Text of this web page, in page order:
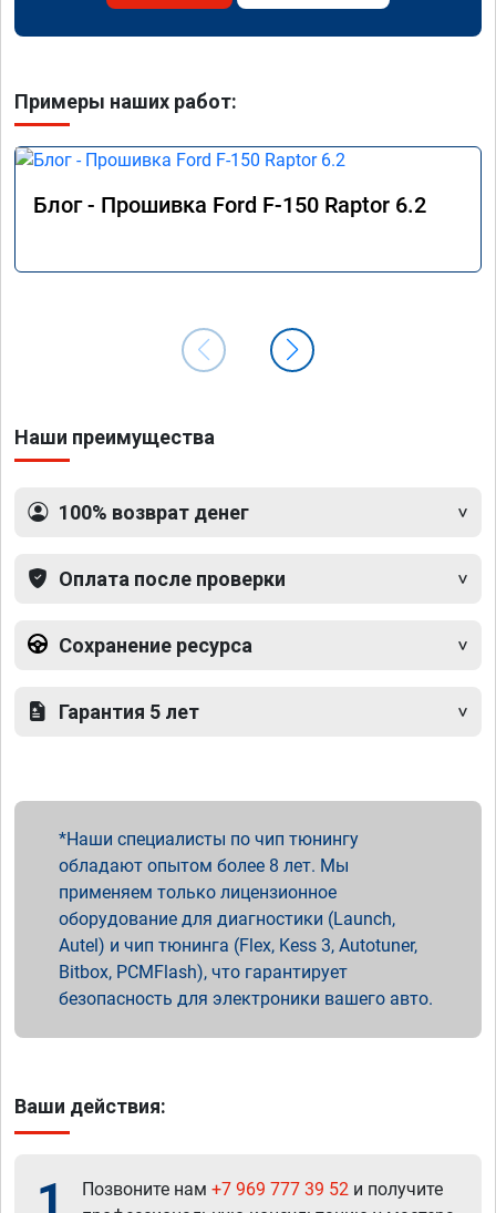
Примеры наших работ:
Блог - Прошивка Ford F-150 Raptor 6.2
Наши преимущества
100% возврат денег
Оплата после проверки
Сохранение ресурса
Гарантия 5 лет
Наши специалисты по чип тюнингу
обладают опытом более 8 лет. Мы
применяем только лицензионное
оборудование для диагностики (Launch,
Autel) и чип тюнинга (Flex, Kess 3, Autotuner,
Bitbox, PCMFlash), что гарантирует
безопасность для электроники вашего авто.
Ваши действия:
1 Позвоните нам +7 969 777 39 52 и получите